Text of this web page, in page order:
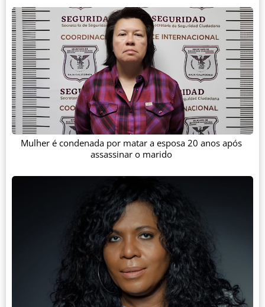
Mulher é condenada por matar a esposa 20 anos após
assassinar o marido